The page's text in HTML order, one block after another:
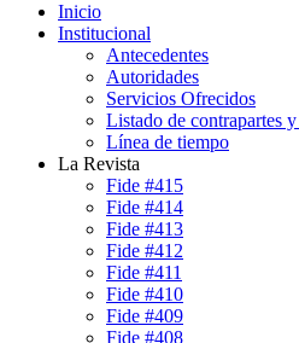
Inicio
Institucional
Antecedentes
Autoridades
Servicios Ofrecidos
Listado de contrapartes
Línea de tiempo
La Revista
Fide #415
Fide #414
Fide #413
Fide #412
Fide #411
Fide #410
Fide #409
Fide #408